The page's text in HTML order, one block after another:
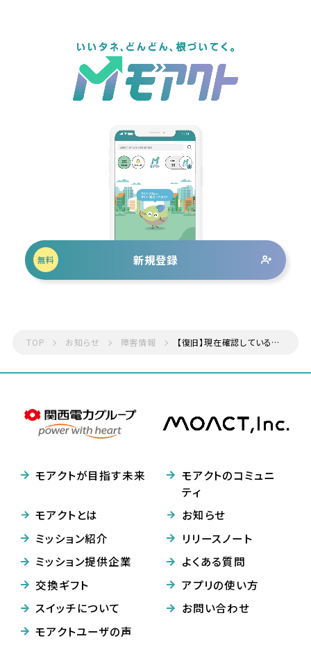
無料 新規登録
TOP お知らせ 障害情報 【復旧】現在確認している不具合について | 4月8日更新
モアクトが目指す未来
モアクトとは
ミッション紹介
ミッション提供企業
交換ギフト
スイッチについて
モアクトユーザの声
モアクトのコミュニ
ティ
お知らせ
リリースノート
よくある質問
アプリの使い方
お問い合わせ